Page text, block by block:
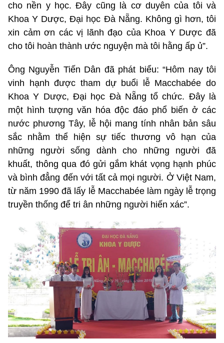
cho nền y học. Đây cũng là cơ duyên của tôi và
Khoa Y Dược, Đại học Đà Nẵng. Không gì hơn, tôi
xin cảm ơn các vị lãnh đạo của Khoa Y Dược đã
cho tôi hoàn thành ước nguyện mà tôi hằng ấp ủ”.
Ông Nguyễn Tiến Dân đã phát biểu: “Hôm nay tôi
vinh hạnh được tham dự buổi lễ Macchabée do
Khoa Y Dược, Đại học Đà Nẵng tổ chức. Đây là
một hình tượng văn hóa độc đáo phổ biến ở các
nước phương Tây, lễ hội mang tính nhân bản sâu
sắc nhằm thể hiện sự tiếc thương vô hạn của
những người sống dành cho những người đã
khuất, thông qua đó gửi gắm khát vọng hạnh phúc
và bình đẳng đến với tất cả mọi người. Ở Việt Nam,
từ năm 1990 đã lấy lễ Macchabée làm ngày lễ trọng
truyền thống để tri ân những người hiến xác”.